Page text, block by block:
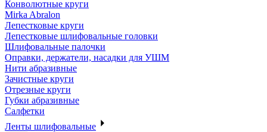
Конволютные круги
Mirka Abralon
Лепестковые круги
Лепестковые шлифовальные головки
Шлифовальные палочки
Оправки, держатели, насадки для УШМ
Нити абразивные
Зачистные круги
Отрезные круги
Губки абразивные
Салфетки
Ленты шлифовальные